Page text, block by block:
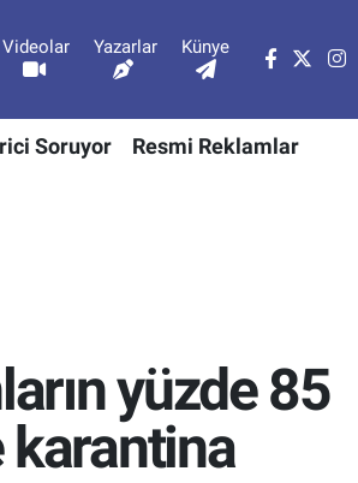
Videolar Yazarlar Künye
Soruyor Resmi Reklamlar
yüzde 85
karantina